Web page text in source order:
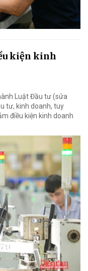
kiện kinh
Luật Đầu tư (sửa
tư, kinh doanh, tuy
điều kiện kinh doanh